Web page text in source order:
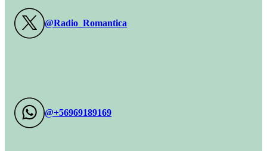
@Radio_Romantica
@+56969189169